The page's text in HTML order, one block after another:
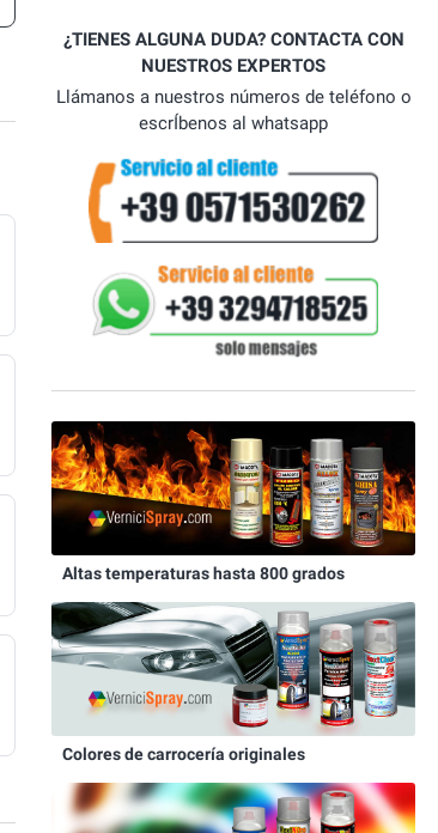
¿TIENES ALGUNA DUDA? CONTACTA CON
NUESTROS EXPERTOS
Llámanos a nuestros números de teléfono o
escrÍbenos al whatsapp
Altas temperaturas hasta 800 grados
Colores de carrocería originales